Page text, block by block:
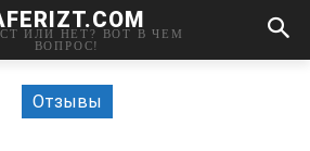
ИЛИ НЕТ? ВОТ В ЧЕМ
ВОПРОС!
Отзывы